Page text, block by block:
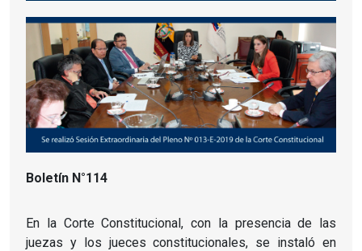
Boletín N°114
En la Corte Constitucional, con la presencia de las
juezas y los jueces constitucionales, se instaló en